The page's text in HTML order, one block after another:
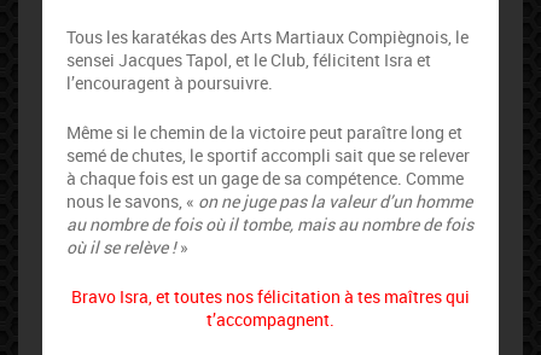
Tous les karatékas des Arts Martiaux Compiègnois, le
sensei Jacques Tapol, et le Club, félicitent Isra et
l’encouragent à poursuivre.
Même si le chemin de la victoire peut paraître long et
semé de chutes, le sportif accompli sait que se relever
à chaque fois est un gage de sa compétence. Comme
nous le savons, « on ne juge pas la valeur d’un homme
au nombre de fois où il tombe, mais au nombre de fois
où il se relève !»
Bravo Isra, et toutes nos félicitation à tes maîtres qui
t’accompagnent.